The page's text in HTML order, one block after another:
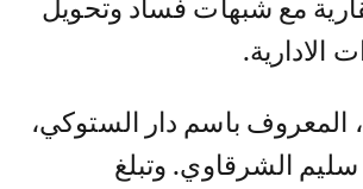
مع شبهات فساد وتحويل
الادارية.
المعروف باسم دار الستوكي،
الشرقاوي. وتبلغ